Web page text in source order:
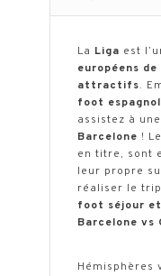
La Liga est
européens
attractifs.
foot espagnol
assistez à
Barcelone !
en titre, sont
leur propre
réaliser le
foot séjour
Barcelone vs
Hémisphères